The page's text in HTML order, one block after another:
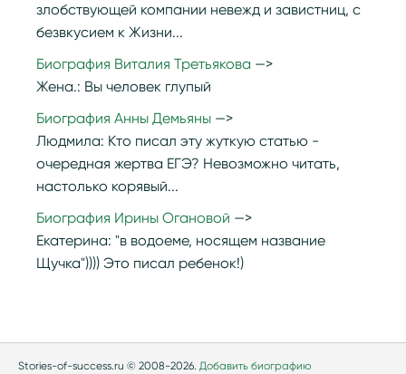
злобствующей компании невежд и завистниц, с
безвкусием к Жизни...
Биография Виталия Третьякова
Жена.: Вы человек глупый
Биография Анны Демьяны
Людмила: Кто писал эту жуткую статью -
очередная жертва ЕГЭ? Невозможно читать,
настолько корявый...
Биография Ирины Огановой
Екатерина: "в водоеме, носящем название
Щучка")))) Это писал ребенок!)
Stories-of-success.ru © 2008-2026. Добавить биографию